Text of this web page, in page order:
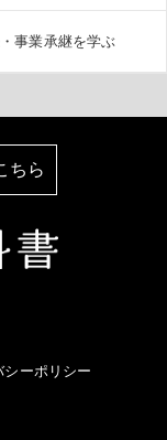
事業承継を学ぶ
ちら
シーポリシー